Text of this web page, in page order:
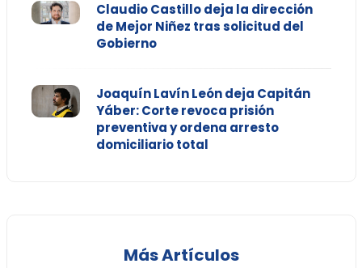
Claudio Castillo deja la dirección
de Mejor Niñez tras solicitud del
Gobierno
Joaquín Lavín León deja Capitán
Yáber: Corte revoca prisión
preventiva y ordena arresto
domiciliario total
Más Artículos